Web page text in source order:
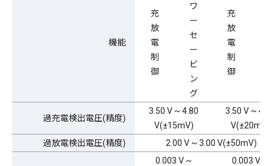
機能
充
放
電
制
御
ワ
ー
セ
ー
ビ
ン
グ
充
放
電
制
御
過充電検出電圧(精度)
3.50 V ~ 4.80
V(±15mV)
3.50 V ~
V(±20mV)
過放電検出電圧(精度)
2.00 V ~ 3.00 V(±50mV)
0.003 V ~
0.003 V ~